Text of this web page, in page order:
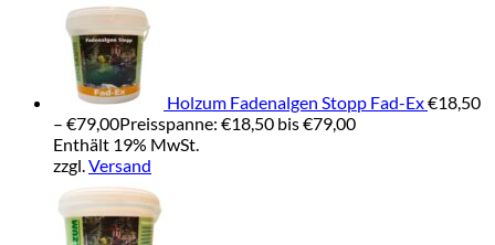
Holzum Fadenalgen Stopp Fad-Ex€18,50
– €79,00Preisspanne: €18,50 bis €79,00
Enthält 19% MwSt.
zzgl.Versand